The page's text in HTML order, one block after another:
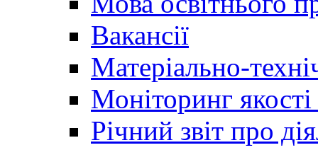
Вакансії
Матеріально-
Моніторинг якості
Річний звіт про